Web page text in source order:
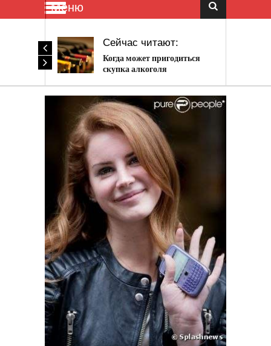
Меню
Сейчас читают:
Когда может пригодиться
скупка алкоголя